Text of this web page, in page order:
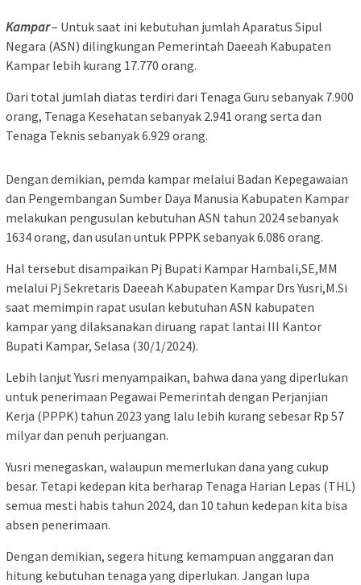
Kampar– Untuk saat ini kebutuhan jumlah Aparatus Sipul
Negara (ASN) dilingkungan Pemerintah Daeeah Kabupaten
Kampar lebih kurang 17.770 orang.
Dari total jumlah diatas terdiri dari Tenaga Guru sebanyak 7.900
orang, Tenaga Kesehatan sebanyak 2.941 orang serta dan
Tenaga Teknis sebanyak 6.929 orang.
Dengan demikian, pemda kampar melalui Badan Kepegawaian
dan Pengembangan Sumber Daya Manusia Kabupaten Kampar
melakukan pengusulan kebutuhan ASN tahun 2024 sebanyak
1634 orang, dan usulan untuk PPPK sebanyak 6.086 orang.
Hal tersebut disampaikan Pj Bupati Kampar Hambali,SE,MM
melalui Pj Sekretaris Daeeah Kabupaten Kampar Drs Yusri,M.Si
saat memimpin rapat usulan kebutuhan ASN kabupaten
kampar yang dilaksanakan diruang rapat lantai III Kantor
Bupati Kampar, Selasa (30/1/2024).
Lebih lanjut Yusri menyampaikan, bahwa dana yang diperlukan
untuk penerimaan Pegawai Pemerintah dengan Perjanjian
Kerja (PPPK) tahun 2023 yang lalu lebih kurang sebesar Rp 57
milyar dan penuh perjuangan.
Yusri menegaskan, walaupun memerlukan dana yang cukup
besar. Tetapi kedepan kita berharap Tenaga Harian Lepas (THL)
semua mesti habis tahun 2024, dan 10 tahun kedepan kita bisa
absen penerimaan.
Dengan demikian, segera hitung kemampuan anggaran dan
hitung kebutuhan tenaga yang diperlukan. Jangan lupa